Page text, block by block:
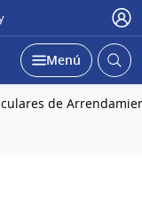
Desplegar
Menú Abrir
de